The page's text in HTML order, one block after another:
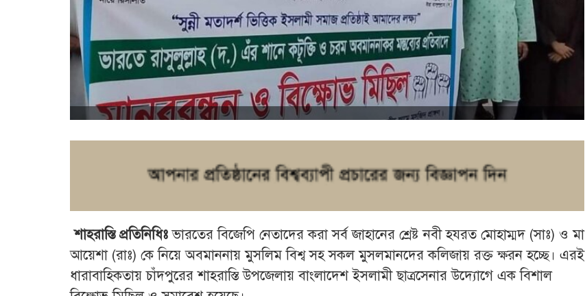
শাহরাস্তি প্রতিনিধিঃ ভারতের বিজেপি নেতাদের করা সর্ব জাহানের শ্রেষ্ট নবী হযরত মোহাম্মদ (সাঃ) ও মা
আয়েশা (রাঃ) কে নিয়ে অবমাননায় মুসলিম বিশ্ব সহ সকল মুসলমানদের কলিজায় রক্ত ক্ষরন হচ্ছে। এরই
ধারাবাহিকতায় চাঁদপুরের শাহরাস্তি উপজেলায় বাংলাদেশ ইসলামী ছাত্রসেনার উদ্যোগে এক বিশাল